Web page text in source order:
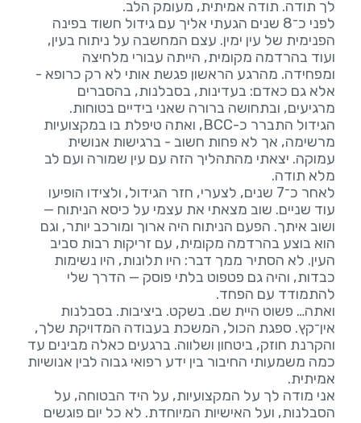
לפני כ־8 שנים הגעתי אליך עם גידול חשוד בפינה
הפנימית של עין ימין. עצם המחשבה על ניתוח בעין,
ועוד בהרדמה מקומית, הייתה עבורי מלחיצה
ומפחידה. מהרגע הראשון פגשת אותי לא רק כרופא -
אלא גם כאדם: בעדינות, בסבלנות, בהסברים
הגידול התברר כ-BCC, ואתה טיפלת בו במקצועיות
מרשימה, אך לא פחות חשוב - ברגישות אנושית
עמוקה. יצאתי מהתהליך הזה עם עין שמורה ועם לב
לאחר כ־7 שנים, לצערי, חזר הגידול, ולצידו הופיעו
עוד שניים. שוב מצאתי את עצמי על כיסא הניתוח —
ושוב איתך. הפעם הניתוח היה ארוך ומורכב יותר, וגם
הוא בוצע בהרדמה מקומית, עם זריקות רבות סביב
העין. לא הסתיר ממך דבר: היו תלונות, היו נשימות
כבדות, והיה גם פטפוט בלתי פוסק — הדרך שלי
ואתה… פשוט היית שם. בשקט. ביציבות. בסבלנות
אין־קץ. ספגת הכול, המשכת בעבודה המדויקת שלך,
והקרנת חוזק, ביטחון ושלווה. ברגעים כאלה מבינים עד
כמה משמעותי החיבור בין ידע רפואי גבוה לבין אנושיות
אני מודה לך על המקצועיות, על היד הבטוחה, על
הסבלנות, ועל האישיות המיוחדת. לא כל יום פוגשים